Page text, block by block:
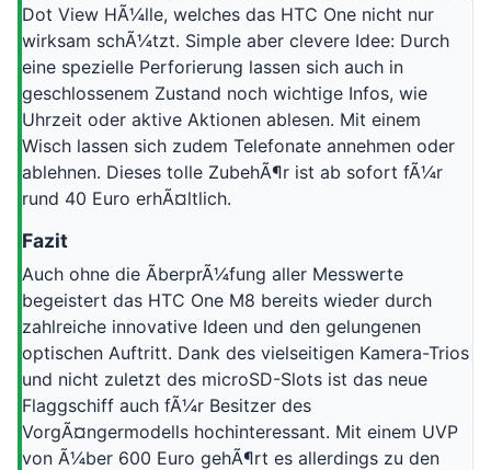
Dot View HÃ¼lle, welches das HTC One nicht nur
wirksam schÃ¼tzt. Simple aber clevere Idee: Durch
eine spezielle Perforierung lassen sich auch in
geschlossenem Zustand noch wichtige Infos, wie
Uhrzeit oder aktive Aktionen ablesen. Mit einem
Wisch lassen sich zudem Telefonate annehmen oder
ablehnen. Dieses tolle ZubehÃ¶r ist ab sofort fÃ¼r
rund 40 Euro erhÃ¤ltlich.
Fazit
Auch ohne die ÃberprÃ¼fung aller Messwerte
begeistert das HTC One M8 bereits wieder durch
zahlreiche innovative Ideen und den gelungenen
optischen Auftritt. Dank des vielseitigen Kamera-Trios
und nicht zuletzt des microSD-Slots ist das neue
Flaggschiff auch fÃ¼r Besitzer des
VorgÃ¤ngermodells hochinteressant. Mit einem UVP
von Ã¼ber 600 Euro gehÃ¶rt es allerdings zu den